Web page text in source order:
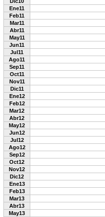
Ene11
Feb11
Mar11
Abr11
May11
Jun11
Jul11
Ago11
Sep11
Oct11
Nov11
Dic11
Ene12
Feb12
Mar12
Abr12
May12
Jun12
Jul12
Ago12
Sep12
Oct12
Nov12
Dic12
Ene13
Feb13
Mar13
Abr13
May13